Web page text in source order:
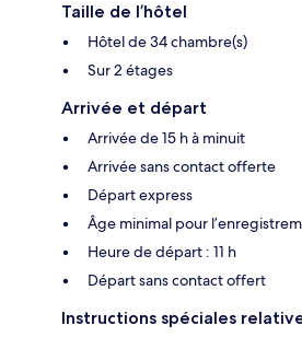
Taille de l’hôtel
Hôtel de 34 chambre(s)
Sur 2 étages
Arrivée et départ
Arrivée de 15 h à minuit
Arrivée sans contact offerte
Départ express
Âge minimal pour
Heure de départ : 11 h
Départ sans contact offert
Instructions spéciales